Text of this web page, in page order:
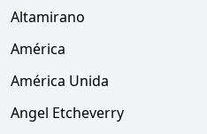
Altamirano
América
América Unida
Angel Etcheverry